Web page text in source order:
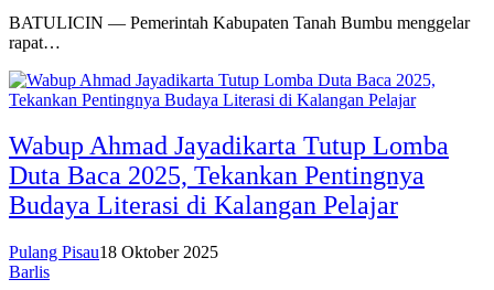
BATULICIN — Pemerintah Kabupaten Tanah Bumbu menggelar
rapat…
Wabup Ahmad Jayadikarta Tutup Lomba
Duta Baca 2025, Tekankan Pentingnya
Budaya Literasi di Kalangan Pelajar
Pulang Pisau18 Oktober 2025
Barlis